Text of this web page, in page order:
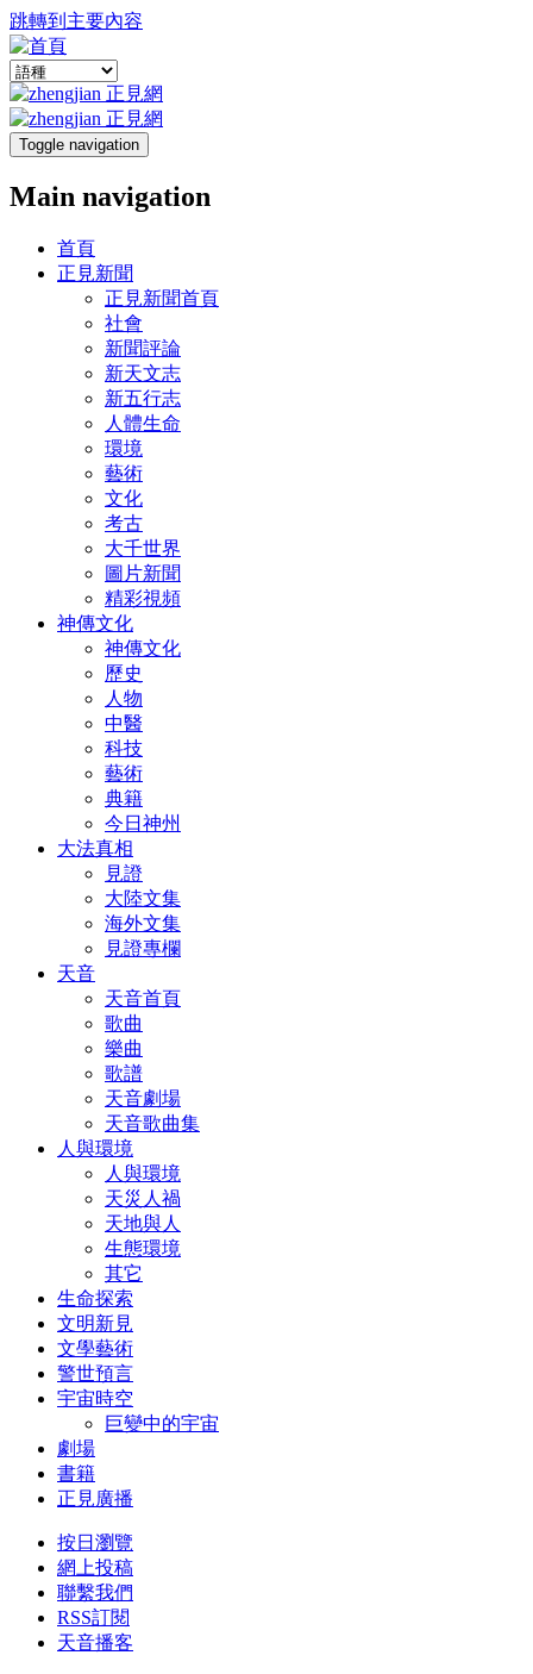
跳轉到主要內容
Toggle navigation
Main navigation
首頁
正見新聞
正見新聞首頁
社會
新聞評論
新天文志
新五行志
人體生命
環境
藝術
文化
考古
大千世界
圖片新聞
精彩視頻
神傳文化
神傳文化
歷史
人物
中醫
科技
藝術
典籍
今日神州
大法真相
見證
大陸文集
海外文集
見證專欄
天音
天音首頁
歌曲
樂曲
歌譜
天音劇場
天音歌曲集
人與環境
人與環境
天災人禍
天地與人
生態環境
其它
生命探索
文明新見
文學藝術
警世預言
宇宙時空
巨變中的宇宙
劇場
書籍
正見廣播
按日瀏覽
網上投稿
聯繫我們
RSS訂閱
天音播客